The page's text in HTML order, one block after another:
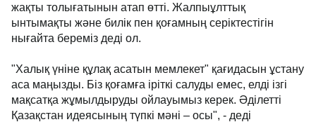
жақты толығатынын атап өтті. Жалпыұлттық
ынтымақты және билік пен қоғамның серіктестігін
нығайта береміз деді ол.
"Халық үніне құлақ асатын мемлекет" қағидасын ұстану
аса маңызды. Біз қоғамға іріткі салуды емес, елді ізгі
мақсатқа жұмылдыруды ойлауымыз керек. Әділетті
Қазақстан идеясының түпкі мәні – осы", - деді